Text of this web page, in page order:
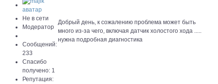
Не в сети
Модератор
Сообщений:
233
Спасибо
получено: 1
Репутация:
Добрый день, к сожалению проблема может быть
много из-за чего, включая датчик холостого хода .....
нужна подробная диагностика